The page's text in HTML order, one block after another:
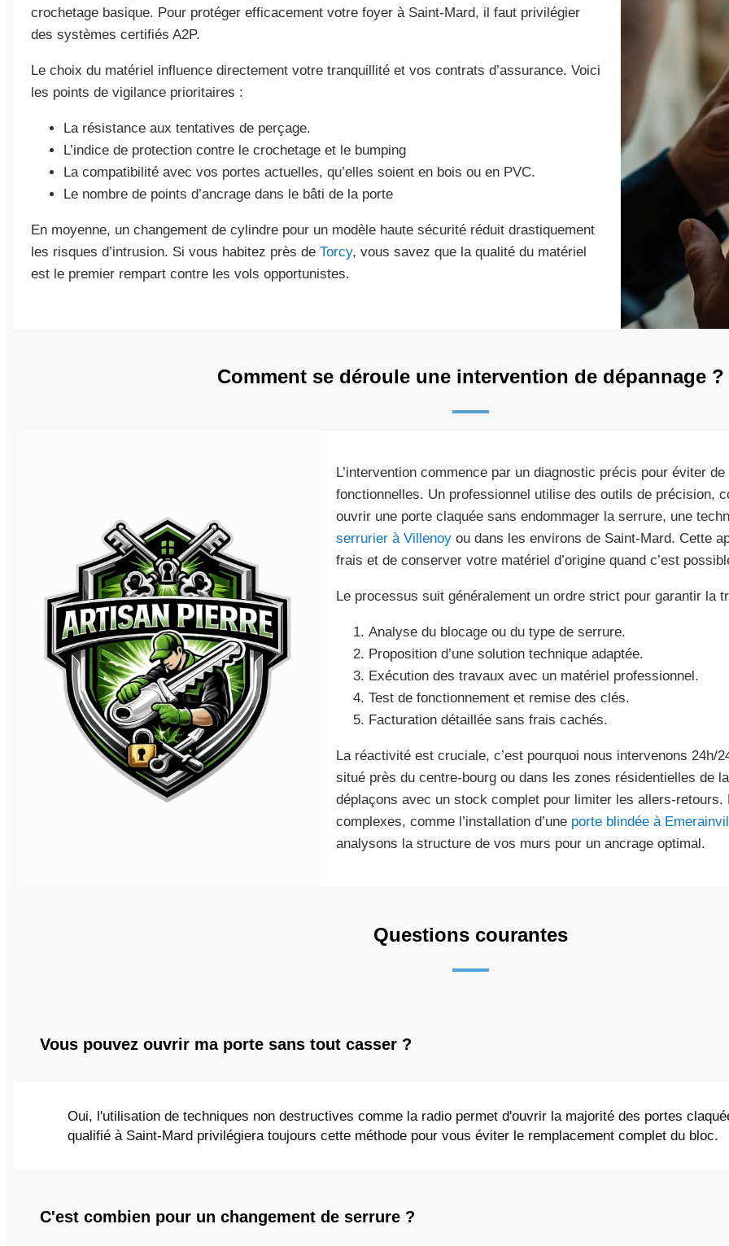
crochetage basique. Pour protéger efficacement votre foyer à Saint-Mard, il faut privilégier
des systèmes certifiés A2P.
Le choix du matériel influence directement votre tranquillité et vos contrats d’assurance. Voici
les points de vigilance prioritaires :
La résistance aux tentatives de perçage.
L’indice de protection contre le crochetage et le bumping
La compatibilité avec vos portes actuelles, qu’elles soient en bois ou en PVC.
Le nombre de points d’ancrage dans le bâti de la porte
En moyenne, un changement de cylindre pour un modèle haute sécurité réduit drastiquement
les risques d’intrusion. Si vous habitez près de Torcy, vous savez que la qualité du matériel
est le premier rempart contre les vols opportunistes.
Comment se déroule une intervention de dépannage ?
L’intervention commence par un diagnostic précis pour éviter
fonctionnelles. Un professionnel utilise des outils de précision,
ouvrir une porte claquée sans endommager la serrure, une
serrurier à Villenoyou dans les environs de Saint-Mard. Cette
frais et de conserver votre matériel d’origine quand c’est
Le processus suit généralement un ordre strict pour garantir la
Analyse du blocage ou du type de serrure.
Proposition d’une solution technique adaptée.
Exécution des travaux avec un matériel professionnel.
Test de fonctionnement et remise des clés.
Facturation détaillée sans frais cachés.
La réactivité est cruciale, c’est pourquoi nous intervenons 24h/
situé près du centre-bourg ou dans les zones résidentielles de
déplaçons avec un stock complet pour limiter les allers-retours.
complexes, comme l’installation d’une porte blindée à
analysons la structure de vos murs pour un ancrage optimal.
Questions courantes
Vous pouvez ouvrir ma porte sans tout casser ?
Oui, l'utilisation de techniques non destructives comme la radio permet d'ouvrir la majorité des portes
qualifié à Saint-Mard privilégiera toujours cette méthode pour vous éviter le remplacement complet du bloc.
C'est combien pour un changement de serrure ?